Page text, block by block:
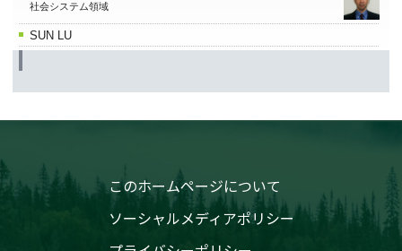
社会システム領域
SUN LU
このホームページについて
ソーシャルメディアポリシー